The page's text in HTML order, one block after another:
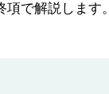
で解説します。